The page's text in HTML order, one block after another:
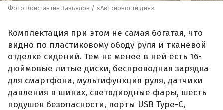
Фото Константин Завьялов / «Автоновости дня»
Комплектация при этом не самая богатая, что
видно по пластиковому ободу руля и тканевой
отделке сидений. Тем не менее в ней есть 16-
дюймовые литые диски, беспроводная зарядка
для смартфона, мультифункция руля, датчики
давления в шинах, светодиодные фары, шесть
подушек безопасности, порты USB Type-C,